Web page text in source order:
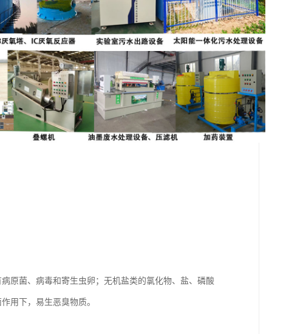
原菌、病毒和寄生虫卵；无机盐类的氯化物、盐、磷酸
用下，易生恶臭物质。